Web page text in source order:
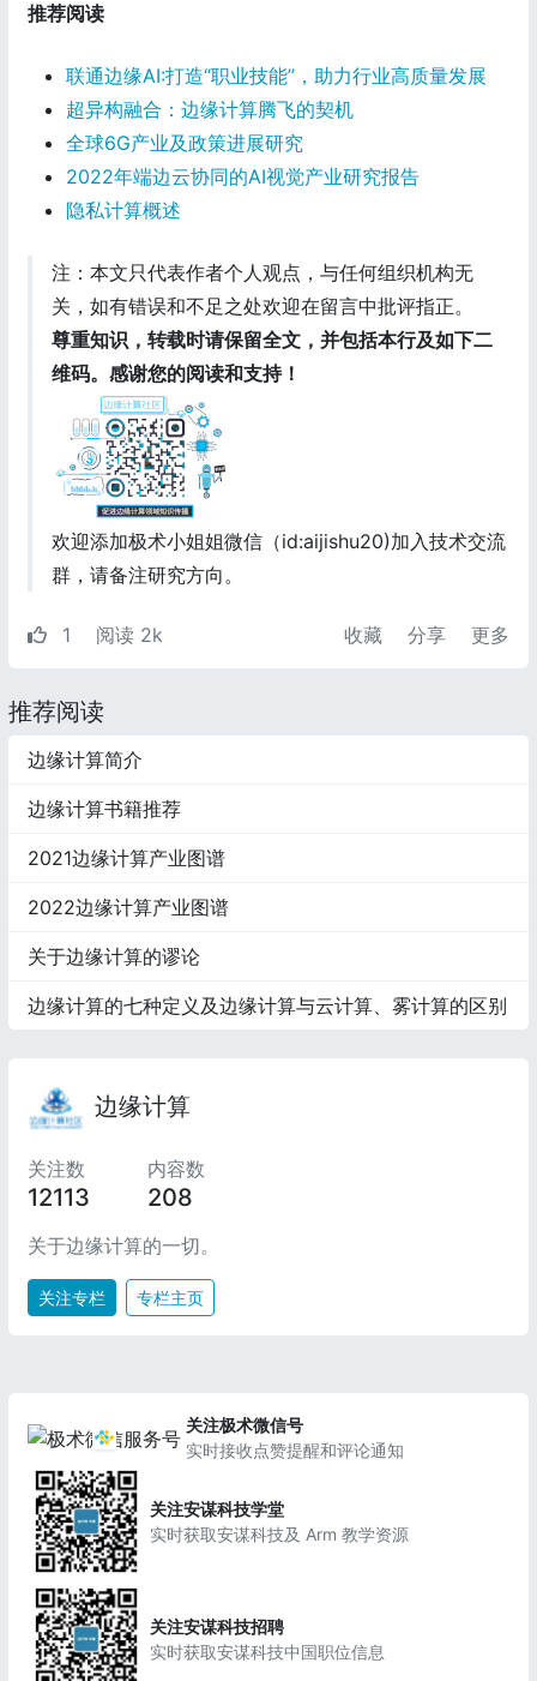
推荐阅读
联通边缘AI:打造“职业技能”，助力行业高质量发展
超异构融合：边缘计算腾飞的契机
全球6G产业及政策进展研究
2022年端边云协同的AI视觉产业研究报告
隐私计算概述
注：本文只代表作者个人观点，与任何组织机构无
关，如有错误和不足之处欢迎在留言中批评指正。
尊重知识，转载时请保留全文，并包括本行及如下二
维码。感谢您的阅读和支持！
欢迎添加极术小姐姐微信（id:aijishu20)加入技术交流
群，请备注研究方向。
1 阅读 2k 收藏 分享 更多
推荐阅读
边缘计算简介
边缘计算书籍推荐
2021边缘计算产业图谱
2022边缘计算产业图谱
关于边缘计算的谬论
边缘计算的七种定义及边缘计算与云计算、雾计算的区别
边缘计算
关注数
12113
内容数
208
关于边缘计算的一切。
关注专栏 专栏主页
关注极术微信号
实时接收点赞提醒和评论通知
关注安谋科技学堂
实时获取安谋科技及 Arm 教学资源
关注安谋科技招聘
实时获取安谋科技中国职位信息